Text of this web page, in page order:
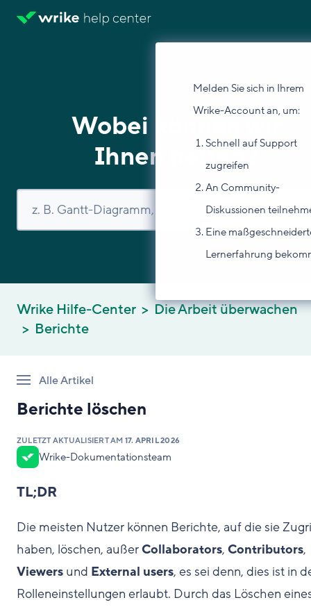
Melden Sie sich in Ihrem
Wrike-Account an, um:
Schnell auf Support
zugreifen
An Community-
Diskussionen
Eine
Lernerfahrung
Wobei können wir
Ihnen helfen?
Wrike Hilfe-Center
Die Arbeit überwachen
Berichte
Alle Artikel
Berichte löschen
ZULETZT AKTUALISIERT AM 17. APRIL 2026
Wrike-Dokumentationsteam
TL;DR
Die meisten Nutzer können Berichte, auf die sie
haben, löschen, außerCollaborators, Contributors,
Viewers und External users, es sei denn, dies ist in
Rolleneinstellungen erlaubt. Durch das Löschen